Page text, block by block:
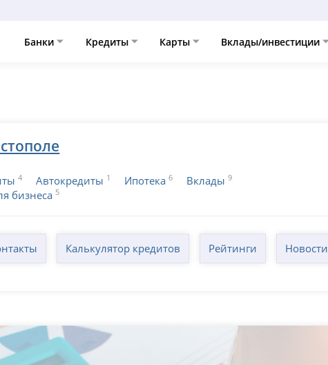
Банки Кредиты Карты Вклады/инвестиции
4 Автокредиты 1 Ипотека 6 Вклады 9
бизнеса 5
Калькулятор кредитов Рейтинги Новости